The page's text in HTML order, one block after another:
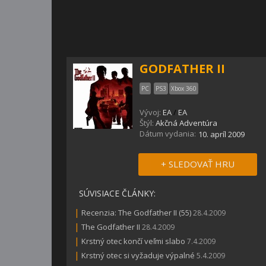
GODFATHER II
PC PS3 Xbox 360
Vývoj: EA/ EA
Štýl: Akčná Adventúra
Dátum vydania: 10. apríl 2009
+ SLEDOVAŤ HRU
SÚVISIACE ČLÁNKY:
| Recenzia: The Godfather II (55)28.4.2009
| The Godfather II 28.4.2009
| Krstný otec končí veľmi slabo 7.4.2009
| Krstný otec si vyžaduje výpalné 5.4.2009